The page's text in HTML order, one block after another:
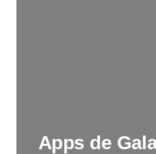
Apps de